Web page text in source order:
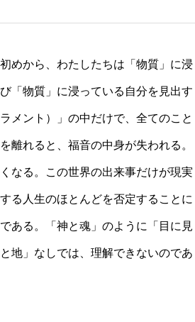
めから、わたしたちは「物質」に浸
「物質」に浸っている自分を見出す
メント）」の中だけで、全てのこと
離れると、福音の中身が失われる。
なる。この世界の出来事だけが現実
る人生のほとんどを否定することに
ある。「神と魂」のように「目に見
地」なしでは、理解できないのであ